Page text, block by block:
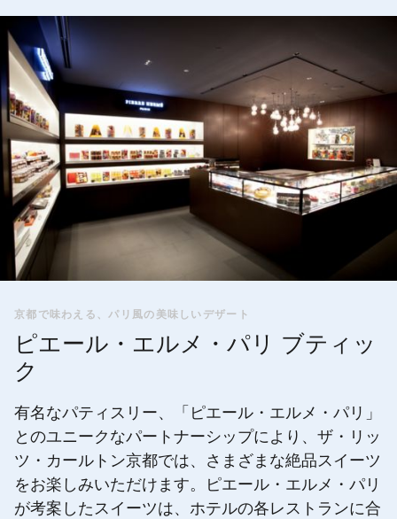
京都で味わえる、パリ風の美味しいデザート
ピエール・エルメ・パリ ブティッ
ク
有名なパティスリー、「ピエール・エルメ・パリ」
とのユニークなパートナーシップにより、ザ・リッ
ツ・カールトン京都では、さまざまな絶品スイーツ
をお楽しみいただけます。ピエール・エルメ・パリ
が考案したスイーツは、ホテルの各レストランに合